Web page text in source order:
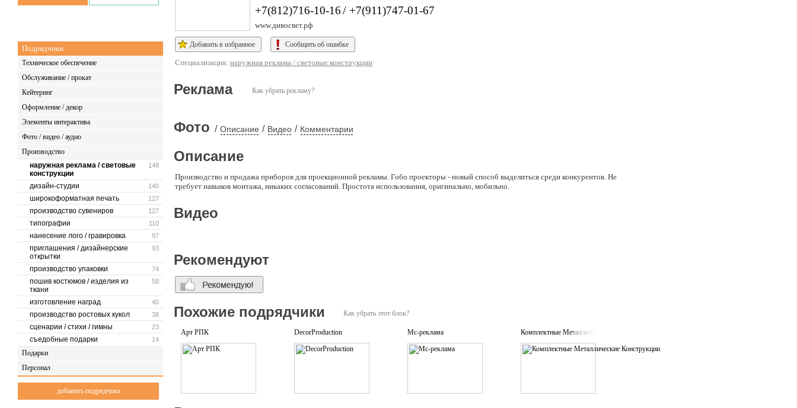
Подрядчики
Техническое обеспечение
Обслуживание / прокат
Кейтеринг
Оформление / декор
Элементы интерактива
Фото / видео / аудио
Производство
148
наружная реклама / световые
конструкции
140
дизайн-студии
127
широкоформатная печать
127
производство сувениров
110
типографии
97
нанесение лого / гравировка
93
приглашения / дизайнерские
открытки
74
производство упаковки
58
пошив костюмов / изделия из
ткани
40
изготовление наград
38
производство ростовых кукол
23
сценарии / стихи / гимны
14
съедобные подарки
Подарки
Персонал
добавить подрядчика
+7(812)716-10-16/ +7(911)747-01-67
www.дивосвет.рф
Добавить в избранное Сообщить об ошибке
Специализация: наружная реклама / световые конструкции
Как убрать рекламу?
Реклама
Фото / Описание / Видео / Комментарии
Описание
Производство и продажа приборов для проекционной рекламы. Гобо проекторы - новый способ выделиться среди конкурентов. Не
требует навыков монтажа, никаких согласований. Простота использования, оригинально, мобильно.
Видео
Рекомендуют
Как убрать этот блок?
Похожие подрядчики
Арт РПК DecorProduction Мс-реклама Комплектные Металлические Конструкции